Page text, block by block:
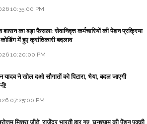
10:35:00 PM
शासन का बड़ा फैसला: सेवानिवृत्त कर्मचारियों की पेंशन प्रक्रिया
में हुए क्रांतिकारी बदलाव
10:20:00 PM
यादव ने खोल दओ सौगातों को पिटारा, भैया, बदल जाएगी
07:25:00 PM
मिश्रा जीते, राजेंद्र भारती हार गए, घनश्याम की पेंशन पक्की